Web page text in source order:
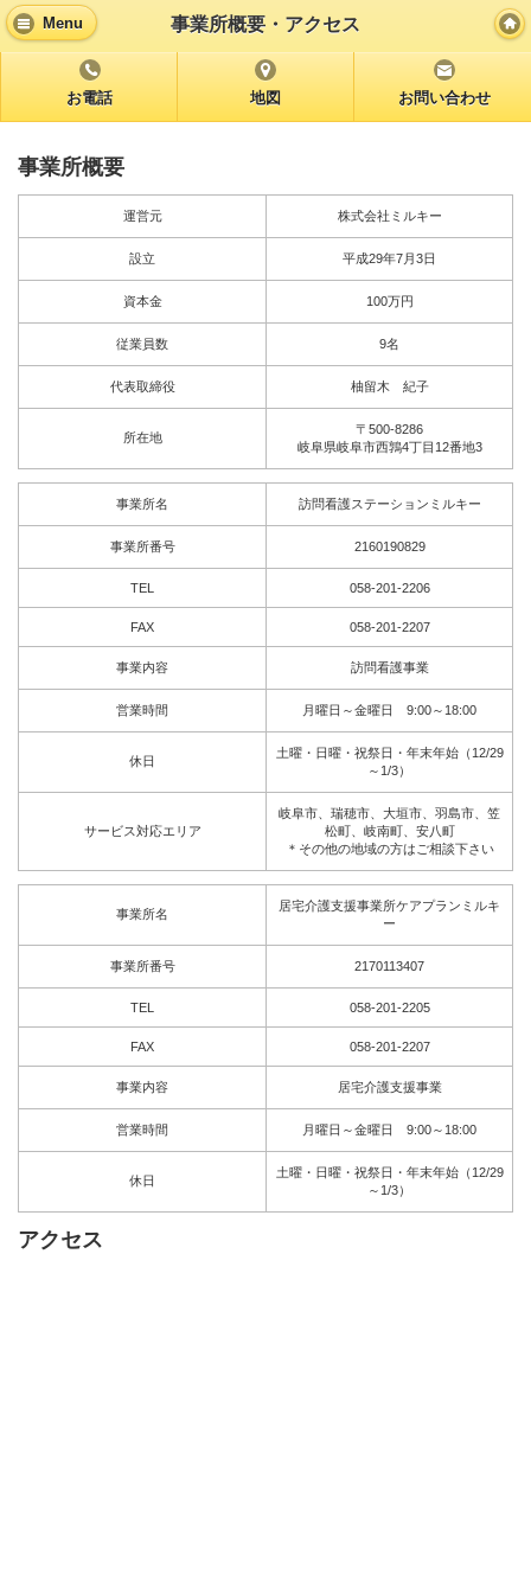
Menu 事業所概要・アクセス
お電話 地図 お問い合わせ
事業所概要
運営元 株式会社ミルキー
設立 平成29年7月3日
資本金 100万円
従業員数 9名
代表取締役 柚留木 紀子
所在地
〒500-8286
岐阜県岐阜市西鶉4丁目12番地3
事業所名 訪問看護ステーションミルキー
事業所番号 2160190829
TEL 058-201-2206
FAX 058-201-2207
事業内容 訪問看護事業
営業時間 月曜日～金曜日 9:00～18:00
休日
土曜・日曜・祝祭日・年末年始（12/29
～1/3）
サービス対応エリア
岐阜市、瑞穂市、大垣市、羽島市、笠
松町、岐南町、安八町
＊その他の地域の方はご相談下さい
事業所名
居宅介護支援事業所ケアプランミルキ
ー
事業所番号 2170113407
TEL 058-201-2205
FAX 058-201-2207
事業内容 居宅介護支援事業
営業時間 月曜日～金曜日 9:00～18:00
休日
土曜・日曜・祝祭日・年末年始（12/29
～1/3）
アクセス